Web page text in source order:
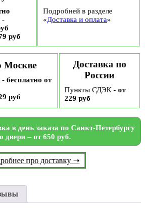
-
руб
Подробней в разделе
«Доставка и оплата»
Москве
- бесплатно от
руб
Доставка по
России
Пункты СДЭК - от
229 руб
в день заказа по Санкт-Петербургу
двери – от 650 руб.
про доставку ➝